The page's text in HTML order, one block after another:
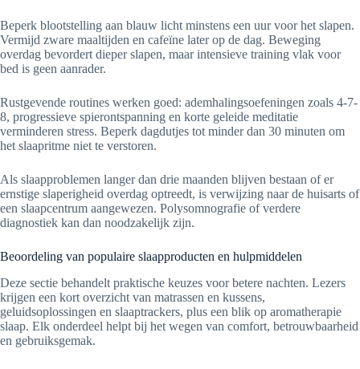
Beperk blootstelling aan blauw licht minstens een uur voor het slapen.
Vermijd zware maaltijden en cafeïne later op de dag. Beweging
overdag bevordert dieper slapen, maar intensieve training vlak voor
bed is geen aanrader.
Rustgevende routines werken goed: ademhalingsoefeningen zoals 4-7-
8, progressieve spierontspanning en korte geleide meditatie
verminderen stress. Beperk dagdutjes tot minder dan 30 minuten om
het slaapritme niet te verstoren.
Als slaapproblemen langer dan drie maanden blijven bestaan of er
ernstige slaperigheid overdag optreedt, is verwijzing naar de huisarts of
een slaapcentrum aangewezen. Polysomnografie of verdere
diagnostiek kan dan noodzakelijk zijn.
Beoordeling van populaire slaapproducten en hulpmiddelen
Deze sectie behandelt praktische keuzes voor betere nachten. Lezers
krijgen een kort overzicht van matrassen en kussens,
geluidsoplossingen en slaaptrackers, plus een blik op aromatherapie
slaap. Elk onderdeel helpt bij het wegen van comfort, betrouwbaarheid
en gebruiksgemak.